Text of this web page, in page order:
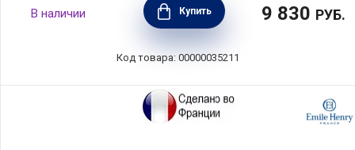
В наличии Купить 9 830 РУБ.
Код товара: 00000035211